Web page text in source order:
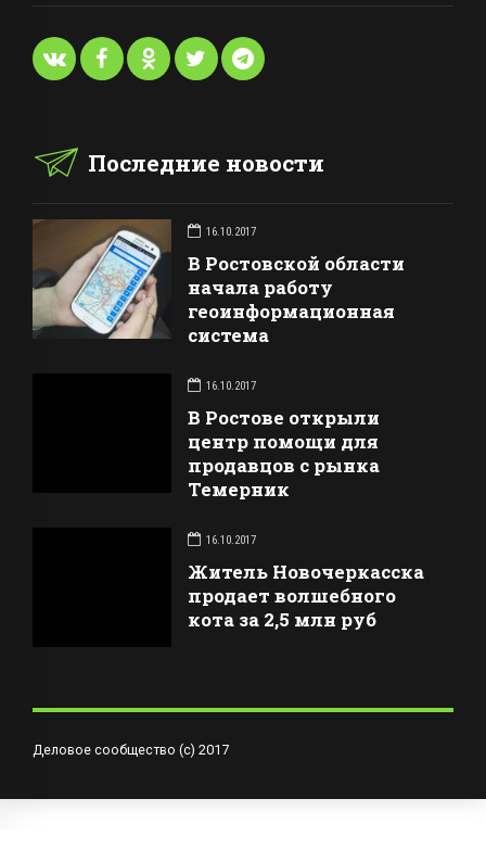
Последние новости
16.10.2017
В Ростовской области
начала работу
геоинформационная
система
16.10.2017
В Ростове открыли
центр помощи для
продавцов с рынка
Темерник
16.10.2017
Житель Новочеркасска
продает волшебного
кота за 2,5 млн руб
Деловое сообщество (с) 2017